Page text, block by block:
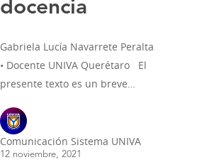
docencia
Gabriela Lucía Navarrete Peralta
• Docente UNIVA Querétaro El
presente texto es un breve…
Comunicación Sistema UNIVA
12 noviembre, 2021